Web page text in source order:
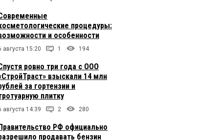
процедуры:
и особенности
августа 15:20 1 194
ровно три года с ООО
взыскали 14 млн
за гортензии и
плитку
августа 14:39 2 280
РФ официально
продавать бензин